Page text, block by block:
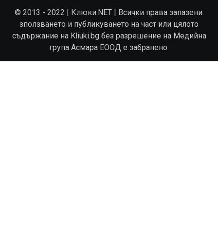
© 2013 - 2022 | Клюки.NET | Всички права запазени.
зползването и публикуването на част или цялото
съдържание на Kliuki.bg без разрешение на Медийна
група Асмара ЕООД е забранено.